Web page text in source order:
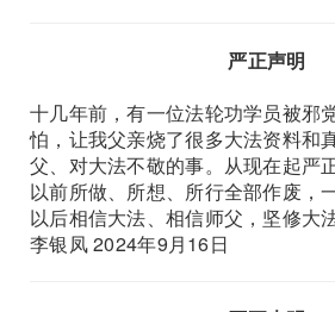
严正声明
十几年前，有一位法轮功学员被邪
怕，让我父亲烧了很多大法资料和
父、对大法不敬的事。从现在起严
以前所做、所想、所行全部作废，
以后相信大法、相信师父，坚修大法
李银凤 2024年9月16日